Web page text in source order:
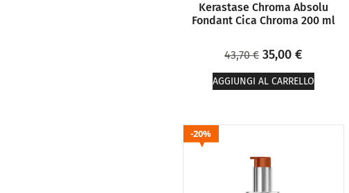
Kerastase Chroma Absolu
Fondant Cica Chroma 200 ml
43,70€ 35,00€
AGGIUNGI AL CARRELLO
20%